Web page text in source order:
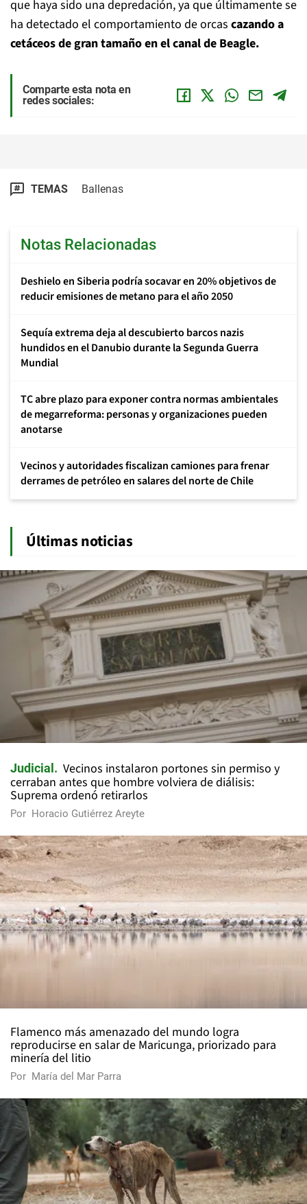
que haya sido una depredación, ya que últimamente se
ha detectado el comportamiento de orcas cazando a
cetáceos de gran tamaño en el canal de Beagle.
Comparte esta nota en
redes sociales:
TEMAS Ballenas
Notas Relacionadas
Deshielo en Siberia podría socavar en 20% objetivos de
reducir emisiones de metano para el año 2050
Sequía extrema deja al descubierto barcos nazis
hundidos en el Danubio durante la Segunda Guerra
Mundial
TC abre plazo para exponer contra normas ambientales
de megarreforma: personas y organizaciones pueden
anotarse
Vecinos y autoridades fiscalizan camiones para frenar
derrames de petróleo en salares del norte de Chile
Últimas noticias
Judicial
Vecinos instalaron portones sin permiso y
cerraban antes que hombre volviera de diálisis:
Suprema ordenó retirarlos
Por Horacio Gutiérrez Areyte
Flamenco más amenazado del mundo logra
reproducirse en salar de Maricunga, priorizado para
minería del litio
Por María del Mar Parra